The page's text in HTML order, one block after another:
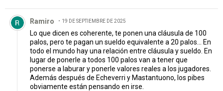
Comentario de Ramiro.
Ramiro 19 DE SEPTIEMBRE DE 2025
Lo que dicen es coherente, te ponen una cláusula de 100
palos, pero te pagan un sueldo equivalente a 20 palos... En
todo el mundo hay una relación entre cláusula y sueldo. En
lugar de ponerle a todos 100 palos van a tener que
ponerse a laburar y ponerle valores reales a los jugadores.
Además después de Echeverri y Mastantuono, los pibes
obviamente están pensando en irse.